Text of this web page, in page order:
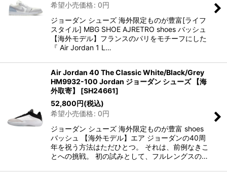
希望小売価格: 0円
ジョーダン シューズ 海外限定ものが豊富[ライフ
スタイル] MBG SHOE AJRETRO shoes バッシュ
【海外モデル】フランスのパリをモチーフにした
『 Air Jordan 1 L…
Air Jordan 40 The Classic White/Black/Grey
HM9932-100 Jordan ジョーダン シューズ 【海
外取寄】
[SH24661]
52,800円(税込)
希望小売価格: 0円
ジョーダン シューズ 海外限定ものが豊富 shoes
バッシュ 【海外モデル】エア ジョーダンの40周
年を祝う方法はただひとつ。 それは、前例なきこ
とへの挑戦。 初の試みとして、フルレングスの…